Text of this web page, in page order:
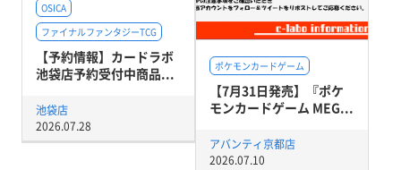
OSICA
ファイナルファンタジーTCG
【予約情報】カードラボ
池袋店予約受付中商品...
池袋店
2026.07.28
ポケモンカードゲーム
【7月31日発売】『ポケ
モンカードゲーム MEG...
アバンティ京都店
2026.07.10